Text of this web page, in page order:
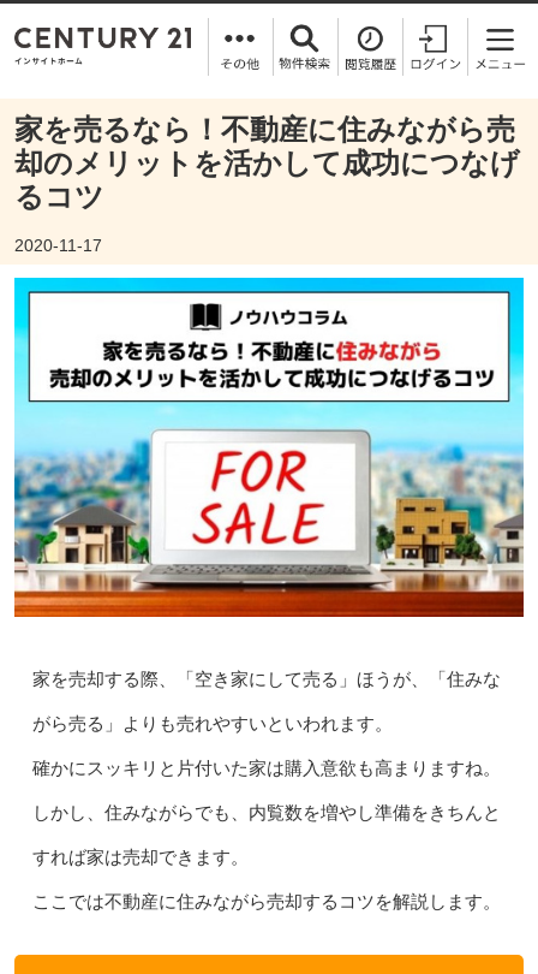
家を売るなら！不動産に住みながら売
却のメリットを活かして成功につなげ
るコツ
2020-11-17
家を売却する際、「空き家にして売る」ほうが、「住みな
がら売る」よりも売れやすいといわれます。
確かにスッキリと片付いた家は購入意欲も高まりますね。
しかし、住みながらでも、内覧数を増やし準備をきちんと
すれば家は売却できます。
ここでは不動産に住みながら売却するコツを解説します。